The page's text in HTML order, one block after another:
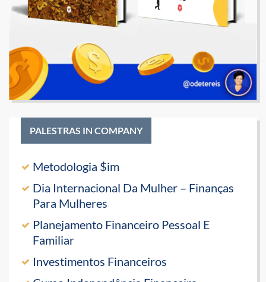
PALESTRAS IN COMPANY
Metodologia $im
Dia Internacional Da Mulher – Finanças
Para Mulheres
Planejamento Financeiro Pessoal E
Familiar
Investimentos Financeiros